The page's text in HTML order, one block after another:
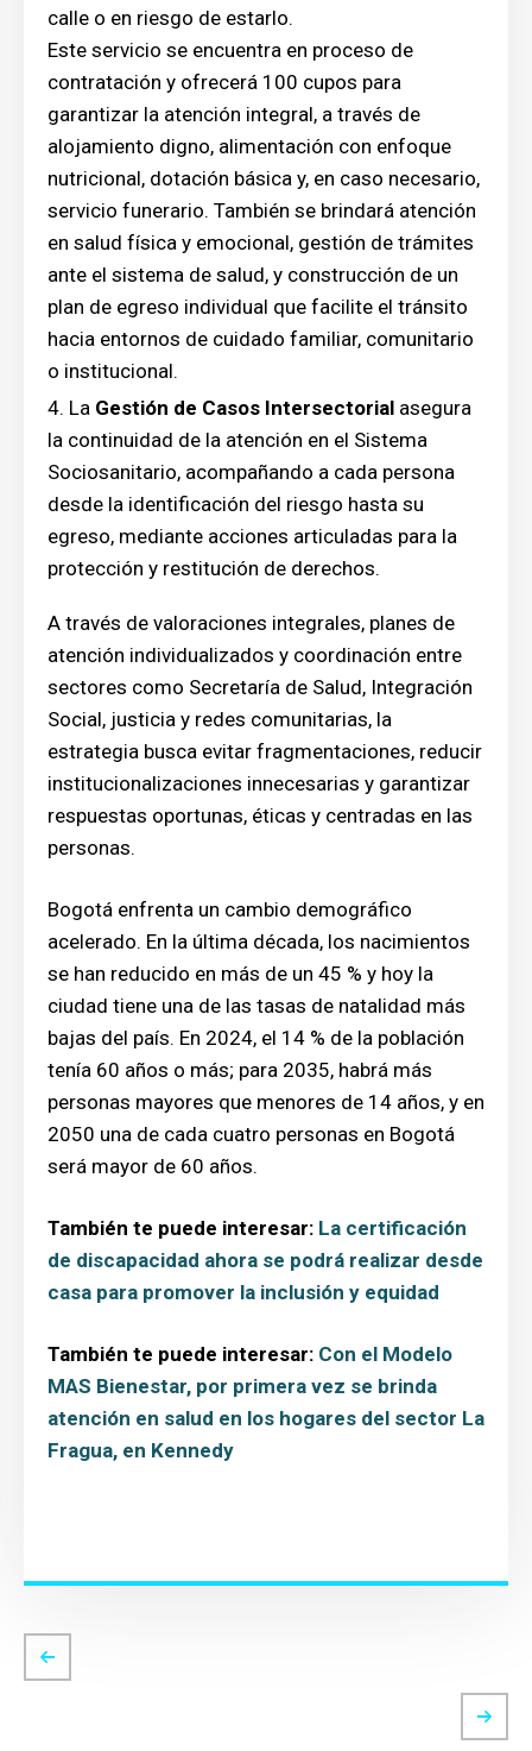
calle o en riesgo de estarlo.
Este servicio se encuentra en proceso de
contratación y ofrecerá 100 cupos para
garantizar la atención integral, a través de
alojamiento digno, alimentación con enfoque
nutricional, dotación básica y, en caso necesario,
servicio funerario. También se brindará atención
en salud física y emocional, gestión de trámites
ante el sistema de salud, y construcción de un
plan de egreso individual que facilite el tránsito
hacia entornos de cuidado familiar, comunitario
o institucional.
La Gestión de Casos Intersectorial asegura
la continuidad de la atención en el Sistema
Sociosanitario, acompañando a cada persona
desde la identificación del riesgo hasta su
egreso, mediante acciones articuladas para la
protección y restitución de derechos.
A través de valoraciones integrales, planes de
atención individualizados y coordinación entre
sectores como Secretaría de Salud, Integración
Social, justicia y redes comunitarias, la
estrategia busca evitar fragmentaciones, reducir
institucionalizaciones innecesarias y garantizar
respuestas oportunas, éticas y centradas en las
personas.
Bogotá enfrenta un cambio demográfico
acelerado. En la última década, los nacimientos
se han reducido en más de un 45 % y hoy la
ciudad tiene una de las tasas de natalidad más
bajas del país. En 2024, el 14 % de la población
tenía 60 años o más; para 2035, habrá más
personas mayores que menores de 14 años, y en
2050 una de cada cuatro personas en Bogotá
será mayor de 60 años.
También te puede interesar: La certificación
de discapacidad ahora se podrá realizar desde
casa para promover la inclusión y equidad
También te puede interesar: Con el Modelo
MAS Bienestar, por primera vez se brinda
atención en salud en los hogares del sector La
Fragua, en Kennedy